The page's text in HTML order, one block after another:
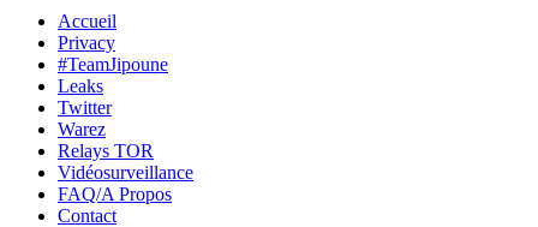
Skip
content
Accueil
Privacy
#TeamJipoune
Leaks
Twitter
Warez
Relays TOR
Vidéosurveillance
FAQ/A Propos
Contact